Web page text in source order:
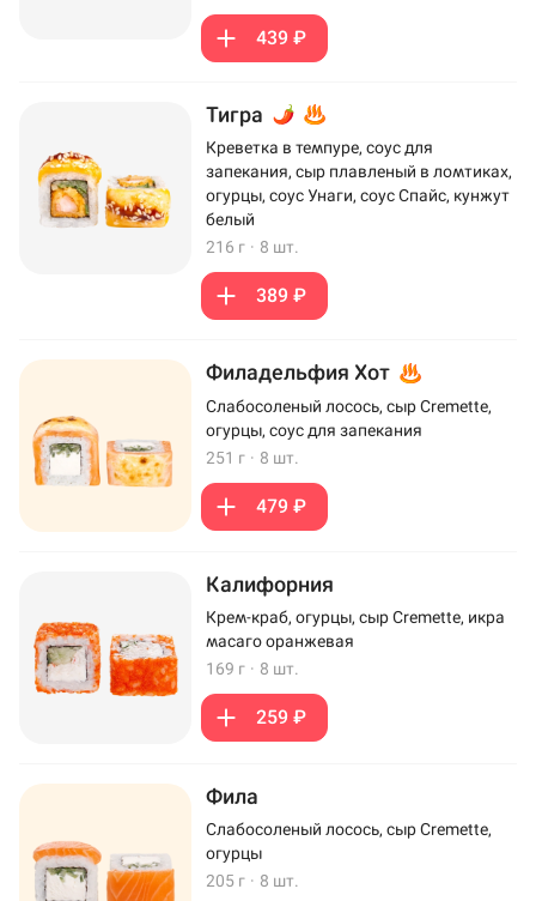
439 ₽
Тигра
Креветка в темпуре, соус для
запекания, сыр плавленый в ломтиках,
огурцы, соус Унаги, соус Спайс, кунжут
белый
216 г · 8 шт.
389 ₽
Филадельфия Хот
Слабосоленый лосось, сыр Cremette,
огурцы, соус для запекания
251 г · 8 шт.
479 ₽
Калифорния
Крем-краб, огурцы, сыр Cremette, икра
масаго оранжевая
169 г · 8 шт.
259 ₽
Фила
Слабосоленый лосось, сыр Cremette,
огурцы
205 г · 8 шт.